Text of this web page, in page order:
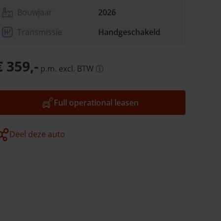
Bouwjaar
2026
Transmissie
Handgeschakeld
359,- p.m. excl. BTW ⓘ
Full operational leasen
Deel deze auto